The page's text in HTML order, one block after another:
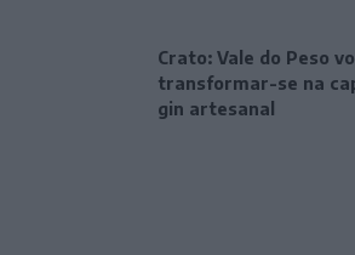
Crato: Vale do Peso
transformar-se na
gin artesanal